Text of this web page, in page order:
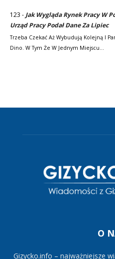
123 - Jak Wygląda Rynek Pracy W
Urząd Pracy Podał Dane Za Lipiec
Trzeba Czekać Aż Wybudują Kolejną I
Dino. W Tym Że W Jednym Miejscu…
O
Gizycko.info – najważniejsze